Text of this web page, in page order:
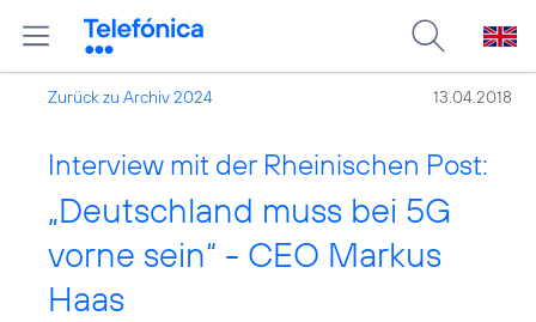
Zurück zu Archiv 2024 13.04.2018
Interview mit der Rheinischen Post:
„Deutschland muss bei 5G
vorne sein“ - CEO Markus
Haas